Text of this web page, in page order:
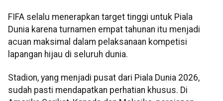
FIFA selalu menerapkan target tinggi untuk Piala
Dunia karena turnamen empat tahunan itu menjadi
acuan maksimal dalam pelaksanaan kompetisi
lapangan hijau di seluruh dunia.
Stadion, yang menjadi pusat dari Piala Dunia 2026,
sudah pasti mendapatkan perhatian khusus. Di